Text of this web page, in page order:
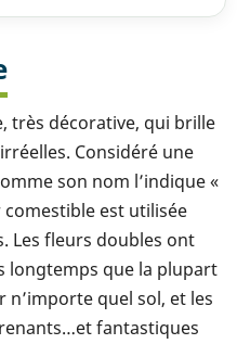
très décorative, qui brille
Considéré une
son nom l’indique «
comestible est utilisée
Les fleurs doubles ont
longtemps que la plupart
n’importe quel sol, et les
fantastiques